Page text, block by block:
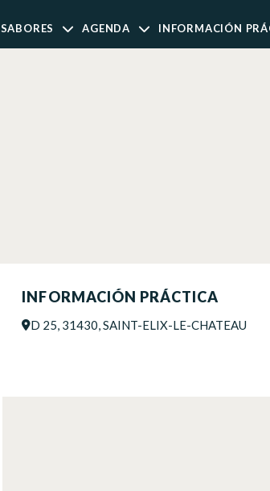
SABORES AGENDA INFORMACIÓN
INFORMACIÓN PRÁCTICA
D 25, 31430, SAINT-ELIX-LE-CHATEAU